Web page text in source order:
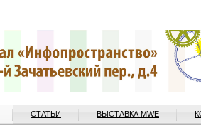
СТАТЬИ ВЫСТАВКА MWE